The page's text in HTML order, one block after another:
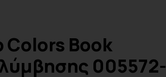
Colors Book
005572-